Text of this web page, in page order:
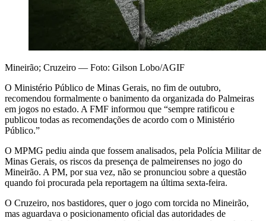
Mineirão; Cruzeiro — Foto: Gilson Lobo/AGIF
O Ministério Público de Minas Gerais, no fim de outubro,
recomendou formalmente o banimento da organizada do Palmeiras
em jogos no estado. A FMF informou que “sempre ratificou e
publicou todas as recomendações de acordo com o Ministério
Público.”
O MPMG pediu ainda que fossem analisados, pela Polícia Militar de
Minas Gerais, os riscos da presença de palmeirenses no jogo do
Mineirão. A PM, por sua vez, não se pronunciou sobre a questão
quando foi procurada pela reportagem na última sexta-feira.
O Cruzeiro, nos bastidores, quer o jogo com torcida no Mineirão,
mas aguardava o posicionamento oficial das autoridades de